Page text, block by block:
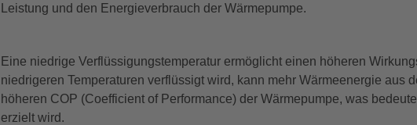
Leistung und den Energieverbrauch der Wärmepumpe.
Eine niedrige Verflüssigungstemperatur ermöglicht einen höheren
niedrigeren Temperaturen verflüssigt wird, kann mehr Wärmeenergie aus
höheren COP (Coefficient of Performance) der Wärmepumpe, was
erzielt wird.